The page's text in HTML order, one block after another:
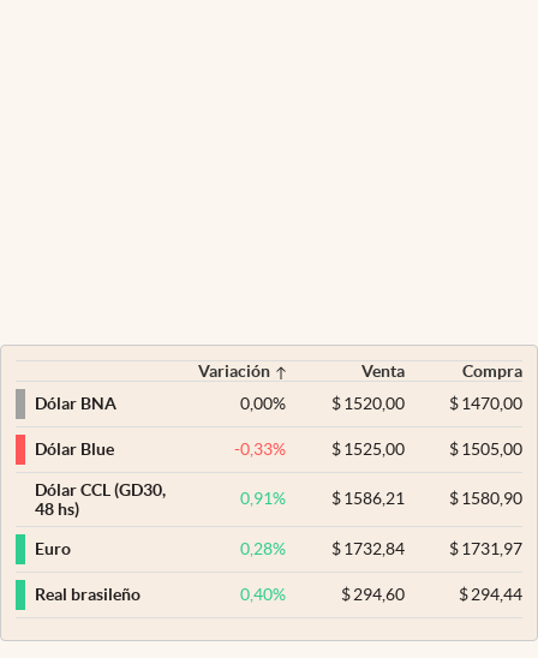
Variación Venta
Compra
Dólar BNA
0,00% $ 1520,00 $1470,00
Dólar Blue -0,33% $ 1525,00 $1505,00
Dólar CCL (GD30,
48 hs)
0,91% $ 1586,21 $1580,90
Euro 0,28% $ 1732,84 $1731,97
Real brasileño 0,40% $ 294,60 $294,44